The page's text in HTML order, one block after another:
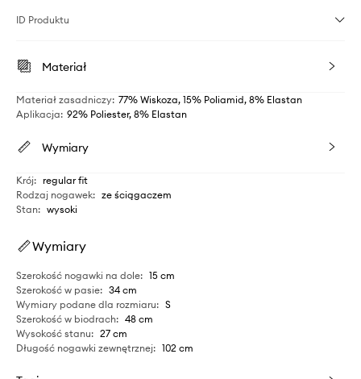
ID Produktu
Materiał
Materiał zasadniczy: 77% Wiskoza, 15% Poliamid, 8% Elastan
Aplikacja: 92% Poliester, 8% Elastan
Wymiary
Krój: regular fit
Rodzaj nogawek: ze ściągaczem
Stan: wysoki
Wymiary
Szerokość nogawki na dole: 15 cm
Szerokość w pasie: 34 cm
Wymiary podane dla rozmiaru: S
Szerokość w biodrach: 48 cm
Wysokość stanu: 27 cm
Długość nogawki zewnętrznej: 102 cm